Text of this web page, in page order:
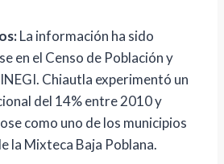
La información ha sido
en el Censo de Población y
Chiautla experimentó un
del 14% entre 2010 y
como uno de los municipios
la Mixteca Baja Poblana.